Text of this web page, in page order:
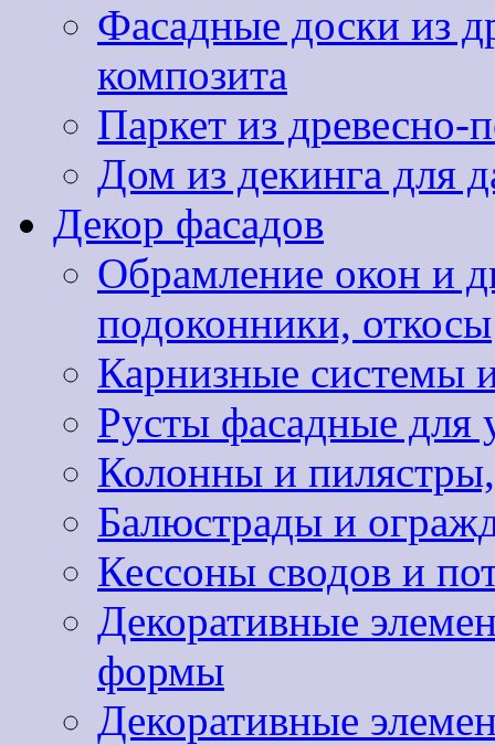
Фасадные доски из
композита
Паркет из древесно-
Дом из декинга для
Декор фасадов
Обрамление окон и
подоконники, откосы
Карнизные системы
Русты фасадные для
Колонны и
Балюстрады и
Кессоны сводов и
Декоративные
формы
Декоративные